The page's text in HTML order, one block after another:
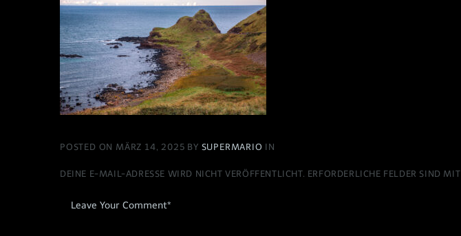
POSTED ON MÄRZ 14, 2025 BY SUPERMARIO IN
DEINE E-MAIL-ADRESSE WIRD NICHT VERÖFFENTLICHT. ERFORDERLICHE FELDER SIND MIT